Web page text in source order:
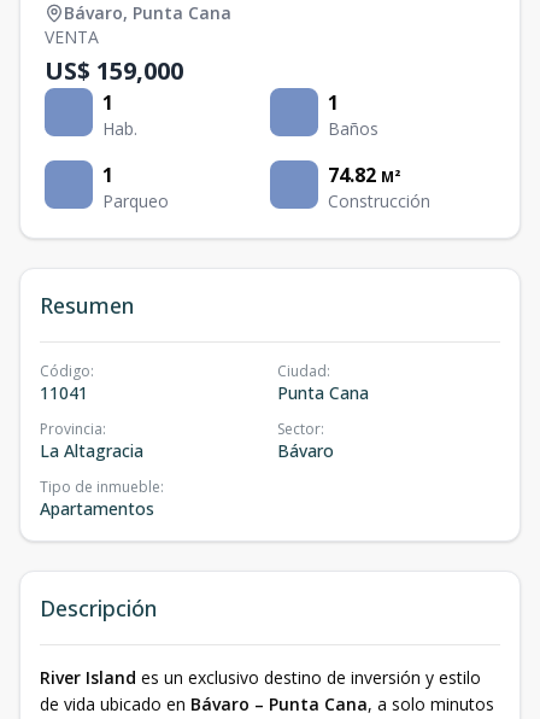
Bávaro, Punta Cana
VENTA
US$ 159,000
1
Hab.
1
Baños
1
Parqueo
74.82 M²
Construcción
Resumen
Código:
11041
Ciudad:
Punta Cana
Provincia:
La Altagracia
Sector:
Bávaro
Tipo de inmueble:
Apartamentos
Descripción
River Island es un exclusivo destino de inversión y estilo
de vida ubicado en Bávaro – Punta Cana, a solo minutos